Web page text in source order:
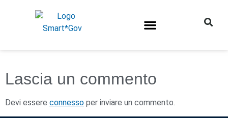
Lascia un commento
Devi essere connesso per inviare un commento.